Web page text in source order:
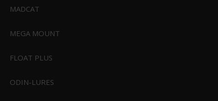
MADCAT
MEGA MOUNT
FLOAT PLUS
ODIN-LURES